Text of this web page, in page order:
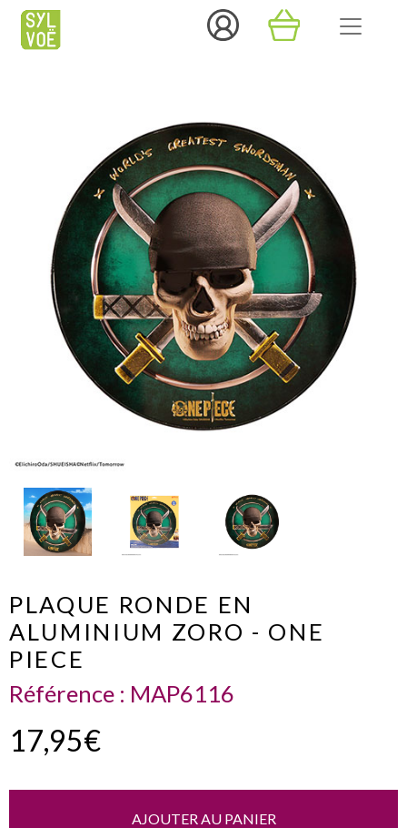
PLAQUE RONDE EN
ALUMINIUM ZORO - ONE
PIECE
Référence : MAP6116
17,95€
AJOUTER AU PANIER